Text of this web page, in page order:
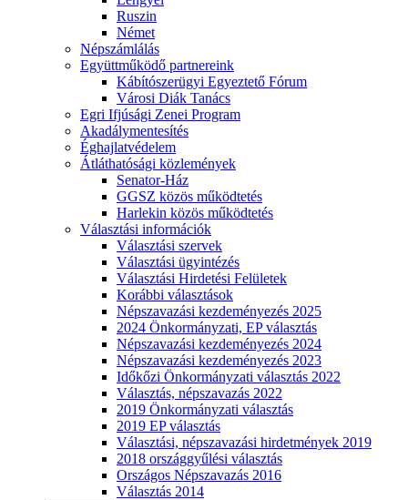
Ruszin
Német
Népszámlálás
Együttműködő partnereink
Kábítószerügyi Egyeztető Fórum
Városi Diák Tanács
Egri Ifjúsági Zenei Program
Akadálymentesítés
Éghajlatvédelem
Átláthatósági közlemények
Senator-Ház
GGSZ közös működtetés
Harlekin közös működtetés
Választási információk
Választási szervek
Választási ügyintézés
Választási Hirdetési Felületek
Korábbi választások
Népszavazási kezdeményezés 2025
2024 Önkormányzati, EP választás
Népszavazási kezdeményezés 2024
Népszavazási kezdeményezés 2023
Időkőzi Önkormányzati választás 2022
Választás, népszavazás 2022
2019 Önkormányzati választás
2019 EP választás
Választási, népszavazási hirdetmények 2019
2018 országgyűlési választás
Országos Népszavazás 2016
Választás 2014